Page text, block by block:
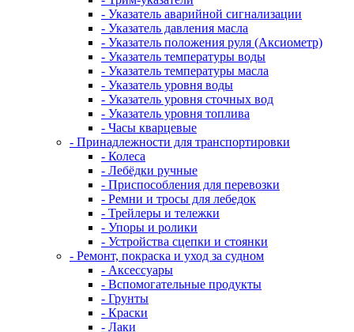
- Указатель аварийной сигнализации
- Указатель давления масла
- Указатель положения руля (Аксиометр)
- Указатель температуры воды
- Указатель температуры масла
- Указатель уровня воды
- Указатель уровня сточных вод
- Указатель уровня топлива
- Часы кварцевые
- Принадлежности для транспортировки
- Колеса
- Лебёдки ручные
- Приспособления для перевозки
- Ремни и тросы для лебедок
- Трейлеры и тележки
- Упоры и ролики
- Устройства сцепки и стоянки
- Ремонт, покраска и уход за судном
- Аксессуары
- Вспомогательные продукты
- Грунты
- Краски
- Лаки